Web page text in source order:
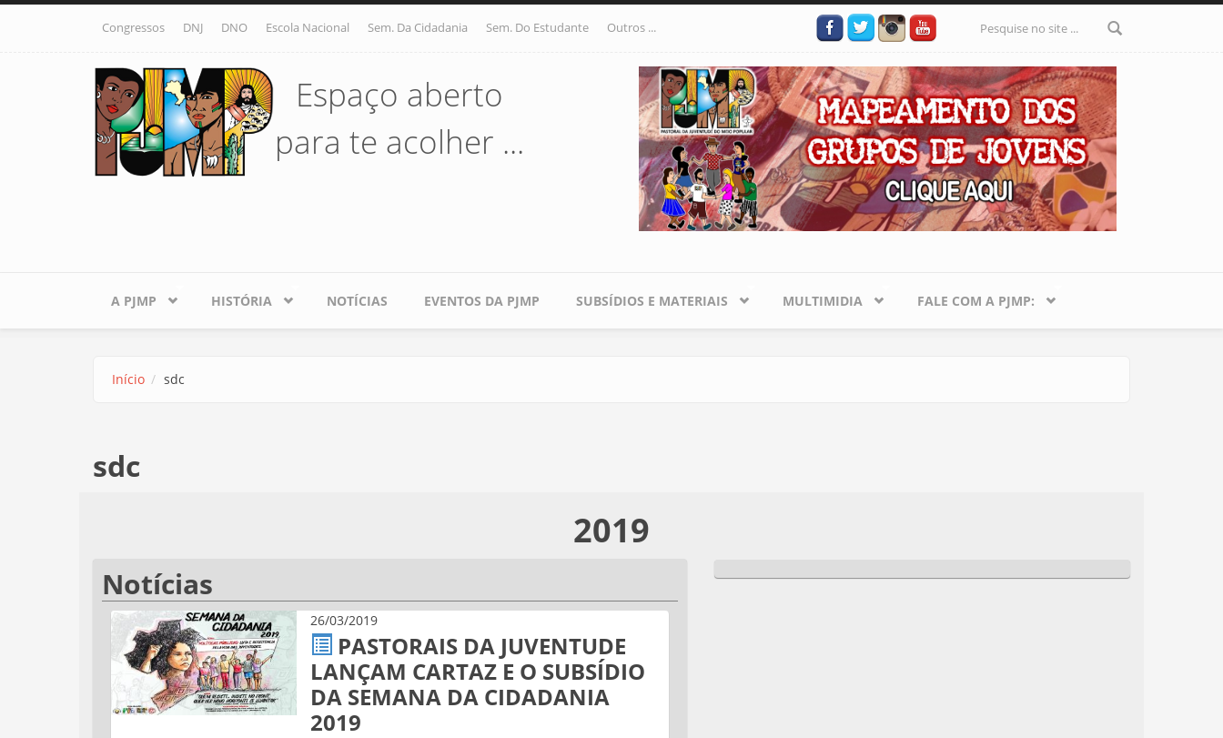
Pular para o conteúdo principal
Congressos DNJ DNO Escola Nacional Sem. Da Cidadania Sem. Do Estudante Outros ...
Formulário
de busca
Espaço aberto
para te acolher ...
A PJMP HISTÓRIA NOTÍCIAS EVENTOS DA PJMP SUBSÍDIOS E MATERIAIS MULTIMIDIA FALE COM A PJMP:
Início sdc
sdc
2019
Notícias
26/03/2019
PASTORAIS DA JUVENTUDE
LANÇAM CARTAZ E O SUBSÍDIO
DA SEMANA DA CIDADANIA
2019